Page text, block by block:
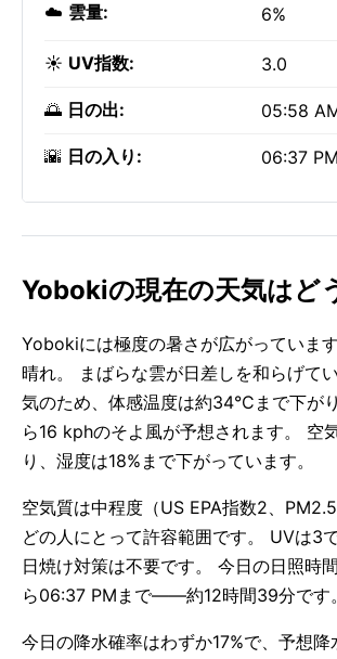
☁️ 雲量: 6%
☀️ UV指数: 3.0
🌅 日の出: 05:58
🌇 日の入り: 06:37 PM
Yobokiの現在の天気はど
Yobokiには極度の暑さが広がっています
晴れ。 まばらな雲が日差しを和らげて
気のため、体感温度は約34°Cまで下が
ら16 kphのそよ風が予想されます。 空
り、湿度は18%まで下がっています。
空気質は中程度（US EPA指数2、
どの人にとって許容範囲です。 UVは3
日焼け対策は不要です。 今日の日照時
ら06:37 PMまで——約12時間39分です。
今日の降水確率はわずか17%で、予想